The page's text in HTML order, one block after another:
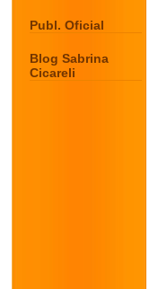
Publ. Oficial
Blog Sabrina
Cicareli